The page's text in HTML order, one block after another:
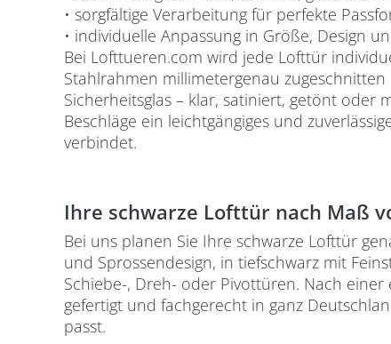
• sorgfältige Verarbeitung für perfekte
• individuelle Anpassung in Größe, Design
Bei Lofttueren.com wird jede Lofttür
Stahlrahmen millimetergenau
Sicherheitsglas – klar, satiniert, getönt oder
Beschläge ein leichtgängiges und
verbindet.
Ihre schwarze Lofttür nach Maß
Bei uns planen Sie Ihre schwarze Lofttür
und Sprossendesign, in tiefschwarz mit
Schiebe-, Dreh- oder Pivottüren. Nach
gefertigt und fachgerecht in ganz
passt.